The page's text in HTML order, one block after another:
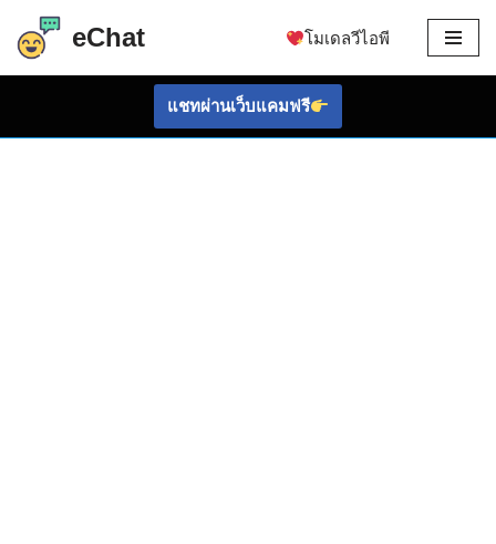
ข้าม
เนื้อหา
eChat โมเดลวีไอพี
แชทผ่านเว็บแคมฟรี